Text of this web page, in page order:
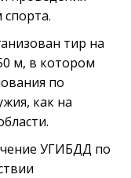
тир на
м, в котором
по
как на
УГИБДД по